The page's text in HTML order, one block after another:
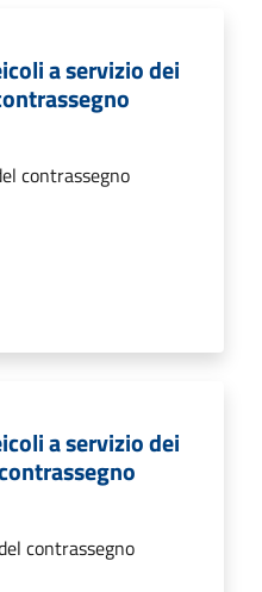
a servizio dei
contrassegno
a servizio dei
contrassegno